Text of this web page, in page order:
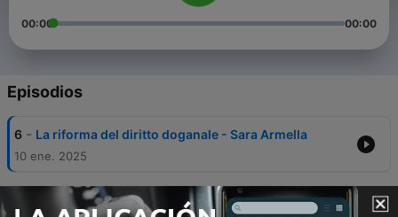
00:00 00:00
Episodios
6 - La riforma del diritto doganale - Sara Armella
10 ene. 2025
5 - Conoscere la giusta distanza - conversazione con
Anja Puntari (di Ana Laura Esposito)